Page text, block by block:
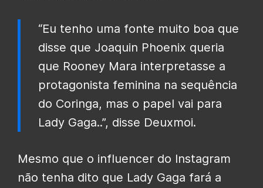
“Eu tenho uma fonte muito boa que
disse que Joaquin Phoenix queria
que Rooney Mara interpretasse a
protagonista feminina na sequência
do Coringa, mas o papel vai para
Lady Gaga..”, disse Deuxmoi.
Mesmo que o influencer do Instagram
não tenha dito que Lady Gaga fará a